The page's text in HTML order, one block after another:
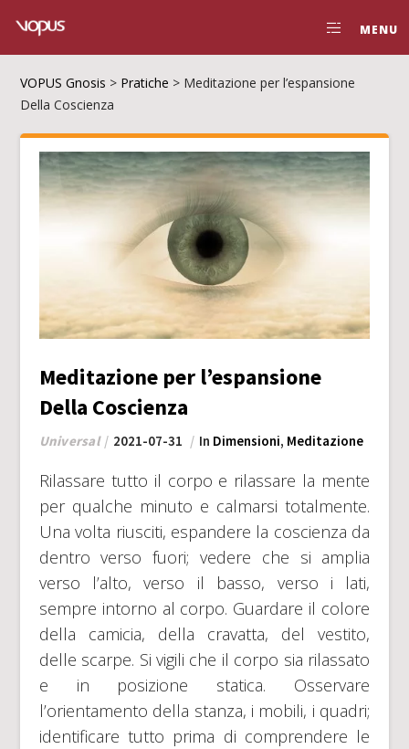
MENU
VOPUS Gnosis > Pratiche > Meditazione per l’espansione
Della Coscienza
Meditazione per l’espansione
Della Coscienza
Universal 2021-07-31 In Dimensioni, Meditazione
Rilassare tutto il corpo e rilassare la mente
per qualche minuto e calmarsi totalmente.
Una volta riusciti, espandere la coscienza da
dentro verso fuori; vedere che si amplia
verso l’alto, verso il basso, verso i lati,
sempre intorno al corpo. Guardare il colore
della camicia, della cravatta, del vestito,
delle scarpe. Si vigili che il corpo sia rilassato
e in posizione statica. Osservare
l’orientamento della stanza, i mobili, i quadri;
identificare tutto prima di comprendere le